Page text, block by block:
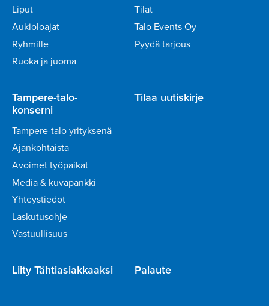
Liput
Aukioloajat
Ryhmille
Ruoka ja juoma
Tilat
Talo Events Oy
Pyydä tarjous
Tampere-talo-
konserni
Tampere-talo yrityksenä
Ajankohtaista
Avoimet työpaikat
Media & kuvapankki
Yhteystiedot
Laskutusohje
Vastuullisuus
Tilaa uutiskirje
Liity Tähtiasiakkaaksi Palaute